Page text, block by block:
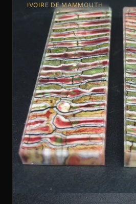
IVOIRE DE MAMMOUTH